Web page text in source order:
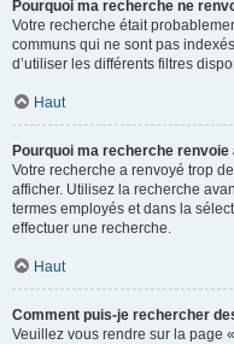
Pourquoi ma recherche ne
Votre recherche était
communs qui ne sont pas
d’utiliser les différents filtres
Haut
Pourquoi ma recherche renvoie
Votre recherche a renvoyé trop
afficher. Utilisez la recherche
termes employés et dans la
effectuer une recherche.
Haut
Comment puis-je rechercher
Veuillez vous rendre sur la page